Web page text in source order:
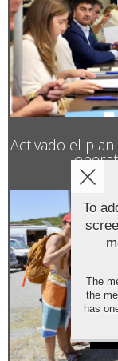
Activado el
To
The
the
has